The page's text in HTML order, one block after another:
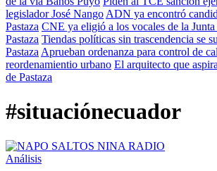
legislador José Nango ADN ya encontró
Pastaza CNE ya eligió a los vocales de la
Pastaza Tiendas políticas sin trascendencia se
Pastaza Aprueban ordenanza para control de
reordenamientio urbano El arquitecto que
de Pastaza
#situaciónecuador
Análisis